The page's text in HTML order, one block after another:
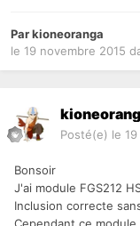
Parkioneoranga
le 19 novembre 2015
Posté(e) le
Bonsoir
J'ai module FGS212
Inclusion correcte